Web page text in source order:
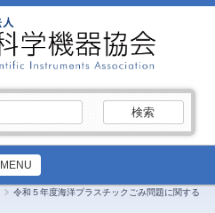
索:
MENU
令和５年度海洋プラスチックごみ問題に関する